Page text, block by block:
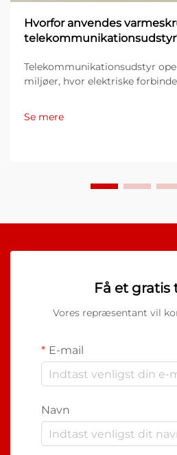
Hvorfor anvendes
Telekommunikationsudstyr
miljøer, hvor elektriske
udstyret udsættes for fugt,
Se mere
Få et gratis
Vores repræsentant vil
E-mail
Navn